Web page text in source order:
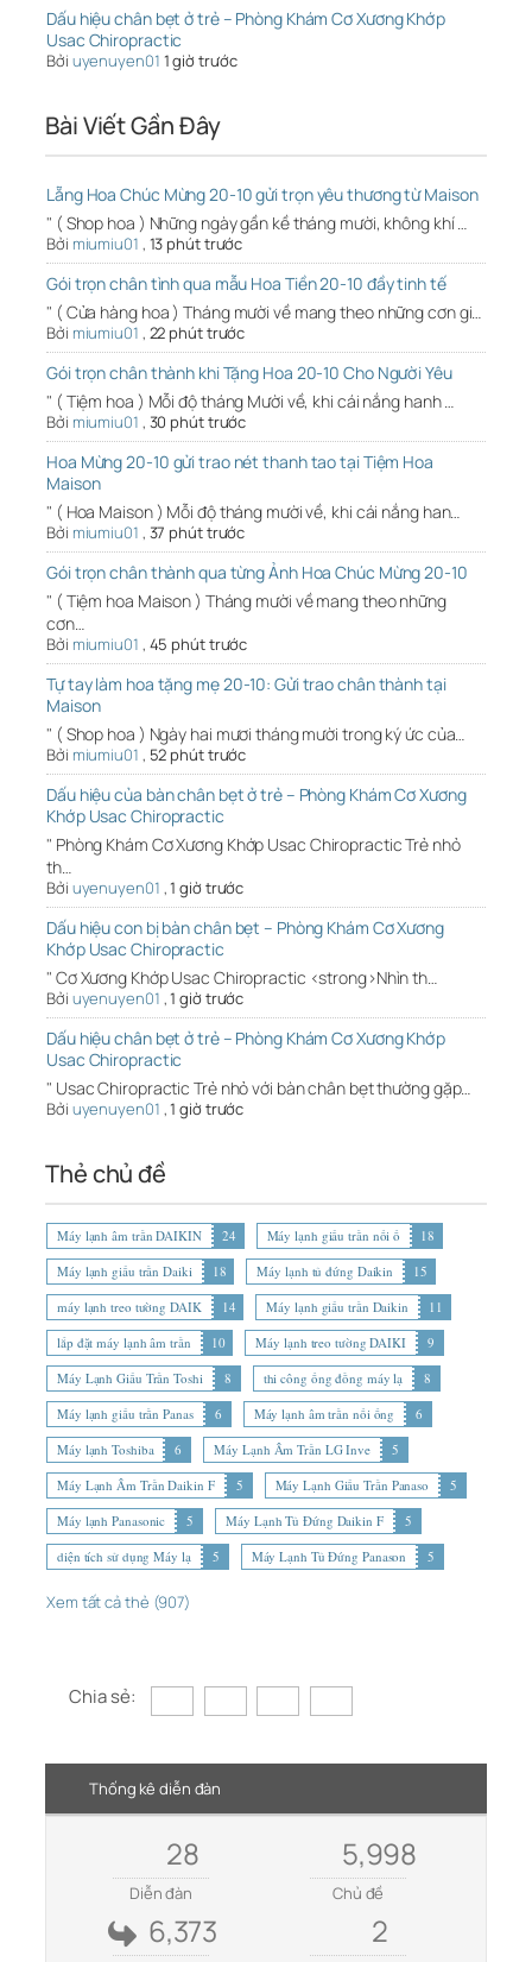
Dấu hiệu chân bẹt ở trẻ – Phòng Khám Cơ Xương Khớp
Usac Chiropractic
Bởi uyenuyen01 1 giờ trước
Bài Viết Gần Đây
Lẵng Hoa Chúc Mừng 20-10 gửi trọn yêu thương từ Maison
" ( Shop hoa ) Những ngày gần kề tháng mười, không khí …
Bởi miumiu01 , 13 phút trước
Gói trọn chân tình qua mẫu Hoa Tiền 20-10 đầy tinh tế
" ( Cửa hàng hoa ) Tháng mười về mang theo những cơn gi…
Bởi miumiu01 , 22 phút trước
Gói trọn chân thành khi Tặng Hoa 20-10 Cho Người Yêu
" ( Tiệm hoa ) Mỗi độ tháng Mười về, khi cái nắng hanh …
Bởi miumiu01 , 30 phút trước
Hoa Mừng 20-10 gửi trao nét thanh tao tại Tiệm Hoa
Maison
" ( Hoa Maison ) Mỗi độ tháng mười về, khi cái nắng han…
Bởi miumiu01 , 37 phút trước
Gói trọn chân thành qua từng Ảnh Hoa Chúc Mừng 20-10
" ( Tiệm hoa Maison ) Tháng mười về mang theo những
cơn…
Bởi miumiu01 , 45 phút trước
Tự tay làm hoa tặng mẹ 20-10: Gửi trao chân thành tại
Maison
" ( Shop hoa ) Ngày hai mươi tháng mười trong ký ức của…
Bởi miumiu01 , 52 phút trước
Dấu hiệu của bàn chân bẹt ở trẻ – Phòng Khám Cơ Xương
Khớp Usac Chiropractic
" Phòng Khám Cơ Xương Khớp Usac Chiropractic Trẻ nhỏ
th…
Bởi uyenuyen01 ,1 giờ trước
Dấu hiệu con bị bàn chân bẹt – Phòng Khám Cơ Xương
Khớp Usac Chiropractic
" Cơ Xương Khớp Usac Chiropractic <strong>Nhìn th…
Bởi uyenuyen01 ,1 giờ trước
Dấu hiệu chân bẹt ở trẻ – Phòng Khám Cơ Xương Khớp
Usac Chiropractic
" Usac Chiropractic Trẻ nhỏ với bàn chân bẹt thường gặp…
Bởi uyenuyen01 ,1 giờ trước
Thẻ chủ đề
Máy lạnh âm trần DAIKIN 24 Máy lạnh giấu trần nối ố
18
Máy lạnh giấu trần Daiki
18 Máy lạnh tủ đứng Daikin
15
máy lạnh treo tường DAIK
14 Máy lạnh giấu trần Daikin
11
lắp đặt máy lạnh âm trần
10 Máy lạnh treo tường DAIKI
9
Máy Lạnh Giấu Trần Toshi
8 thi công ống đồng máy lạ
8
Máy lạnh giấu trần Panas
6 Máy lạnh âm trần nối ống
6
Máy lạnh Toshiba
6 Máy Lạnh Âm Trần LG Inve
5
Máy Lạnh Âm Trần Daikin F
5 Máy Lạnh Giấu Trần Panaso
5
Máy lạnh Panasonic
5 Máy Lạnh Tủ Đứng Daikin F
5
diện tích sử dụng Máy lạ
5 Máy Lạnh Tủ Đứng Panason 5
Xem tất cả thẻ (907)
Chia sẻ:
Thống kê diễn đàn
28
Diễn đàn
5,998
Chủ đề
6,373 2